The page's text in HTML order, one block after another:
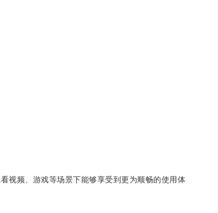
频、游戏等场景下能够享受到更为顺畅的使用体